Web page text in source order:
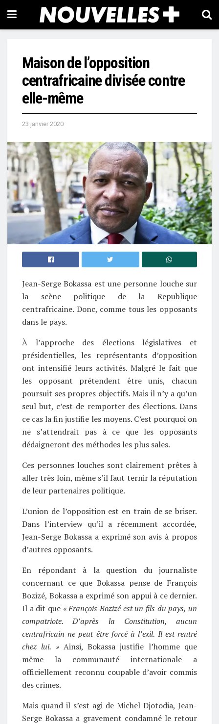
Maison de l’opposition
centrafricaine divisée contre
elle-même
23 janvier 2020
Jean-Serge Bokassa est une personne louche sur
la scène politique de la Republique
centrafricaine. Donc, comme tous les opposants
dans le pays.
À l’approche des élections législatives et
présidentielles, les représentants d’opposition
ont intensifié leurs activités. Malgré le fait que
les opposant prétendent être unis, chacun
poursuit ses propres objectifs. Mais il n’y a qu’un
seul but, c’est de remporter des élections. Dans
ce cas la fin justifie les moyens. C’est pourquoi on
ne s’attendrait pas à ce que les opposants
dédaigneront des méthodes les plus sales.
Ces personnes louches sont clairement prêtes à
aller très loin, même s’il faut ternir la réputation
de leur partenaires politique.
L’union de l’opposition est en train de se briser.
Dans l’interview qu’il a récemment accordée,
Jean-Serge Bokassa a exprimé son avis à propos
d’autres opposants.
En répondant à la question du journaliste
concernant ce que Bokassa pense de François
Bozizé, Bokassa a exprimé son appui à ce dernier.
Il a dit que « François Bozizé est un fils du pays, un
compatriote. D’après la Constitution, aucun
centrafricain ne peut être forcé à l’exil. Il est rentré
chez lui. » Ainsi, Bokassa justifie l’homme que
même la communauté internationale a
officiellement reconnu coupable d’avoir commis
des crimes.
Mais quand il s’est agi de Michel Djotodia, Jean-
Serge Bokassa a gravement condamné le retour